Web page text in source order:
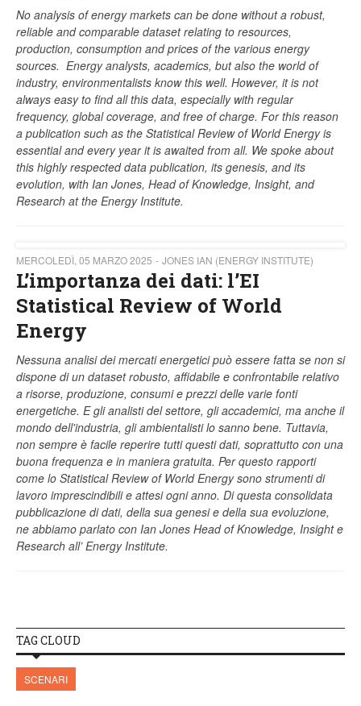
No analysis of energy markets can be done without a robust,
reliable and comparable dataset relating to resources,
production, consumption and prices of the various energy
sources. Energy analysts, academics, but also the world of
industry, environmentalists know this well. However, it is not
always easy to find all this data, especially with regular
frequency, global coverage, and free of charge. For this reason
a publication such as the Statistical Review of World Energy is
essential and every year it is awaited from all. We spoke about
this highly respected data publication, its genesis, and its
evolution, with Ian Jones, Head of Knowledge, Insight, and
Research at the Energy Institute.
MERCOLEDÌ, 05 MARZO 2025 JONES IAN (ENERGY INSTITUTE)
L’importanza dei dati: l’EI
Statistical Review of World
Energy
Nessuna analisi dei mercati energetici può essere fatta se non si
dispone di un dataset robusto, affidabile e confrontabile relativo
a risorse, produzione, consumi e prezzi delle varie fonti
energetiche. E gli analisti del settore, gli accademici, ma anche il
mondo dell'industria, gli ambientalisti lo sanno bene. Tuttavia,
non sempre è facile reperire tutti questi dati, soprattutto con una
buona frequenza e in maniera gratuita. Per questo rapporti
come lo Statistical Review of World Energy sono strumenti di
lavoro imprescindibili e attesi ogni anno. Di questa consolidata
pubblicazione di dati, della sua genesi e della sua evoluzione,
ne abbiamo parlato con Ian Jones Head of Knowledge, Insight e
Research all’ Energy Institute.
TAG CLOUD
SCENARI